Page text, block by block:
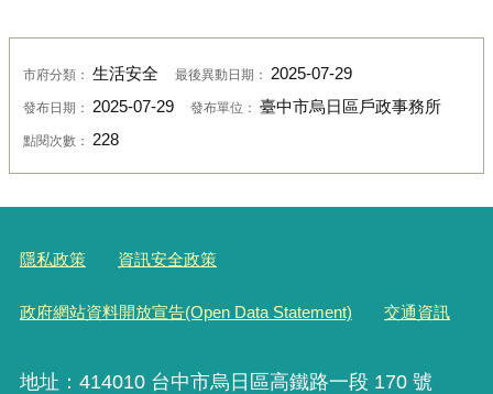
市府分類： 生活安全 最後異動日期： 2025-07-29
發布日期： 2025-07-29 發布單位： 臺中市烏日區戶政事務所
點閱次數： 228
隱私政策 資訊安全政策
政府網站資料開放宣告(Open Data Statement) 交通資訊
地址：414010 台中市烏日區高鐵路一段 170 號